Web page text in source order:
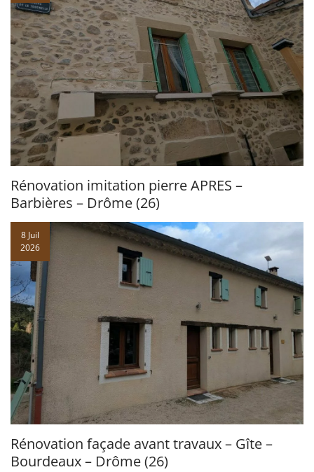
Rénovation imitation pierre APRES –
Barbières – Drôme (26)
8 Juil
2026
Rénovation façade avant travaux – Gîte –
Bourdeaux – Drôme (26)